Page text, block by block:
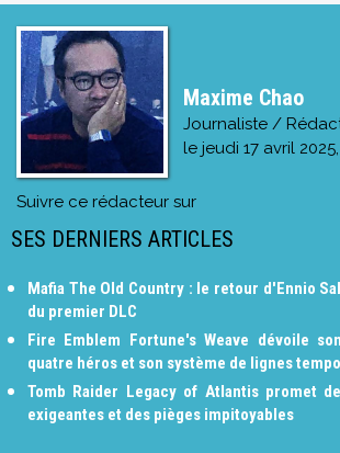
Maxime Chao
Journaliste /
le jeudi 17 avril 2025,
Suivre ce rédacteur sur
SES DERNIERS ARTICLES
Mafia The Old Country : le retour d'Ennio
du premier DLC
Fire Emblem Fortune's Weave dévoile
quatre héros et son système de lignes
Tomb Raider Legacy of Atlantis promet
exigeantes et des pièges impitoyables